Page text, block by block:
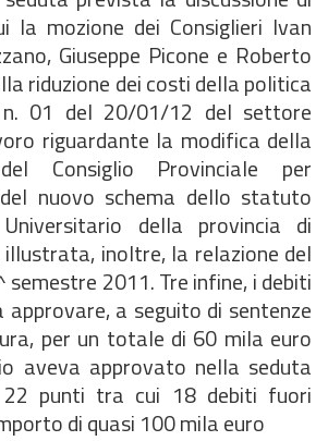
la mozione dei Consiglieri Ivan
Giuseppe Picone e Roberto
riduzione dei costi della politica
01 del 20/01/12 del settore
riguardante la modifica della
Consiglio Provinciale per
nuovo schema dello statuto
della provincia di
inoltre, la relazione del
semestre 2011. Tre infine, i debiti
a seguito di sentenze
per un totale di 60 mila euro
aveva approvato nella seduta
punti tra cui 18 debiti fuori
di quasi 100 mila euro